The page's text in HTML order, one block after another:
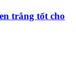
trắng tốt cho